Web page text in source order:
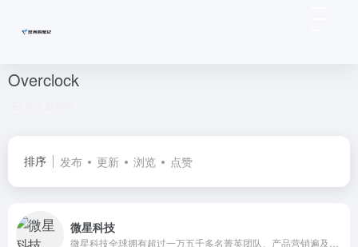
Overclock
排序 发布 更新 浏览 点赞
微星科技